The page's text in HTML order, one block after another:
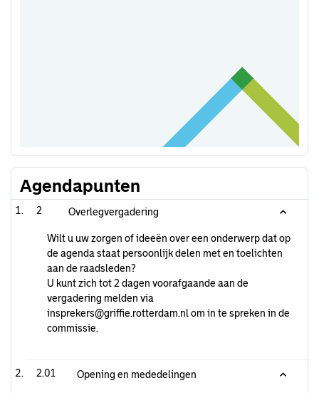
Agendapunten
2 Overlegvergadering
Wilt u uw zorgen of ideeën over een onderwerp dat op
de agenda staat persoonlijk delen met en toelichten
aan de raadsleden?
U kunt zich tot 2 dagen voorafgaande aan de
vergadering melden via
insprekers@griffie.rotterdam.nl om in te spreken in de
commissie.
2.01 Opening en mededelingen